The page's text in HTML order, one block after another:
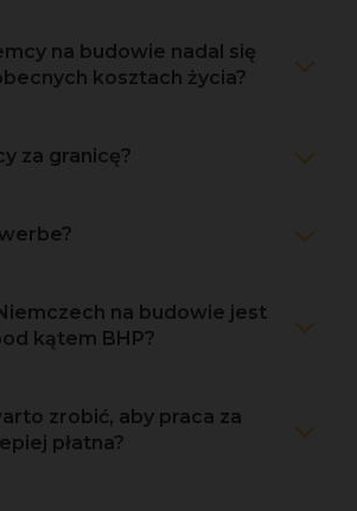
na budowie nadal się
kosztach życia?
za granicę?
na budowie jest
kątem BHP?
zrobić, aby praca za
płatna?